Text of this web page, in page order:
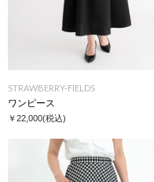
STRAWBERRY-FIELDS
ワンピース
￥22,000(税込)